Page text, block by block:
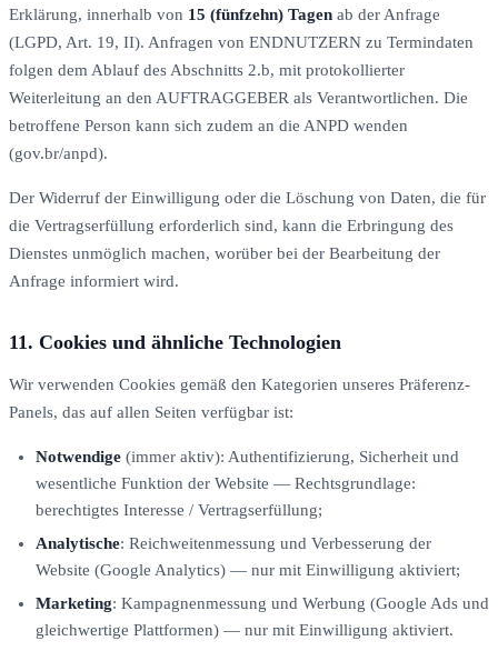
Erklärung, innerhalb von 15 (fünfzehn) Tagen ab der Anfrage
(LGPD, Art. 19, II). Anfragen von ENDNUTZERN zu Termindaten
folgen dem Ablauf des Abschnitts 2.b, mit protokollierter
Weiterleitung an den AUFTRAGGEBER als Verantwortlichen. Die
betroffene Person kann sich zudem an die ANPD wenden
(gov.br/anpd).
Der Widerruf der Einwilligung oder die Löschung von Daten, die für
die Vertragserfüllung erforderlich sind, kann die Erbringung des
Dienstes unmöglich machen, worüber bei der Bearbeitung der
Anfrage informiert wird.
11. Cookies und ähnliche Technologien
Wir verwenden Cookies gemäß den Kategorien unseres Präferenz-
Panels, das auf allen Seiten verfügbar ist:
Notwendige (immer aktiv): Authentifizierung, Sicherheit und
wesentliche Funktion der Website — Rechtsgrundlage:
berechtigtes Interesse / Vertragserfüllung;
Analytische: Reichweitenmessung und Verbesserung der
Website (Google Analytics) — nur mit Einwilligung aktiviert;
Marketing: Kampagnenmessung und Werbung (Google Ads und
gleichwertige Plattformen) — nur mit Einwilligung aktiviert.